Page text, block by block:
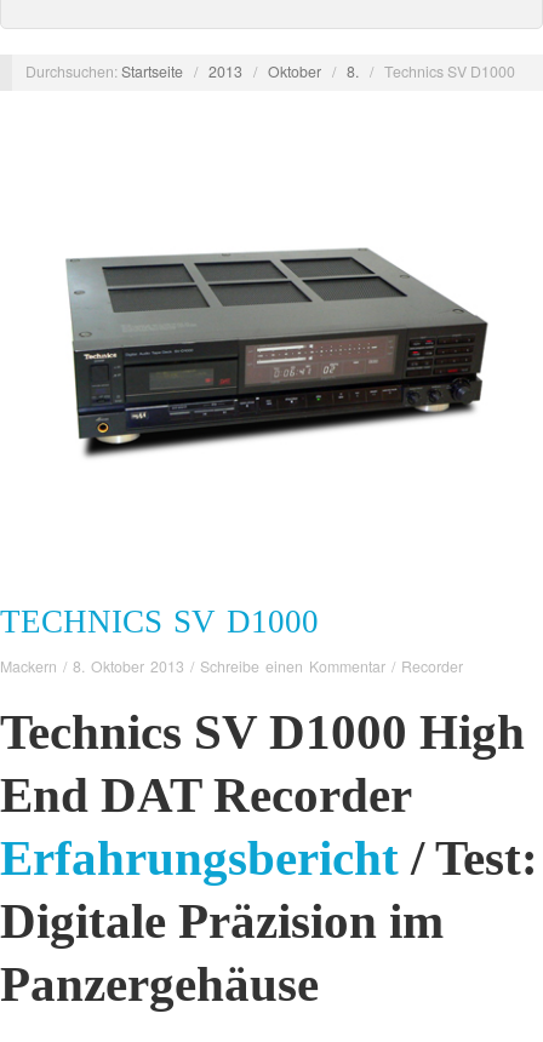
Durchsuchen:Startseite / 2013 / Oktober / 8. / Technics SV D1000
TECHNICS SV D1000
Mackern / 8. Oktober 2013 / Schreibe einen Kommentar / Recorder
Technics SV D1000 High
End DAT Recorder
Erfahrungsbericht / Test:
Digitale Präzision im
Panzergehäuse